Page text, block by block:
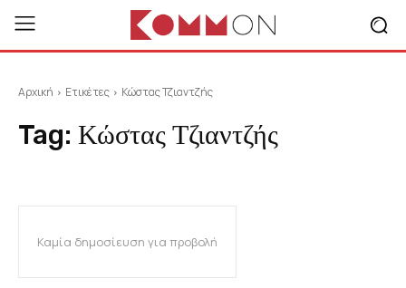
Αρχική Ετικέτες Κώστας Τζιαντζής
Tag: Κώστας Τζιαντζής
Καμία δημοσίευση για προβολή